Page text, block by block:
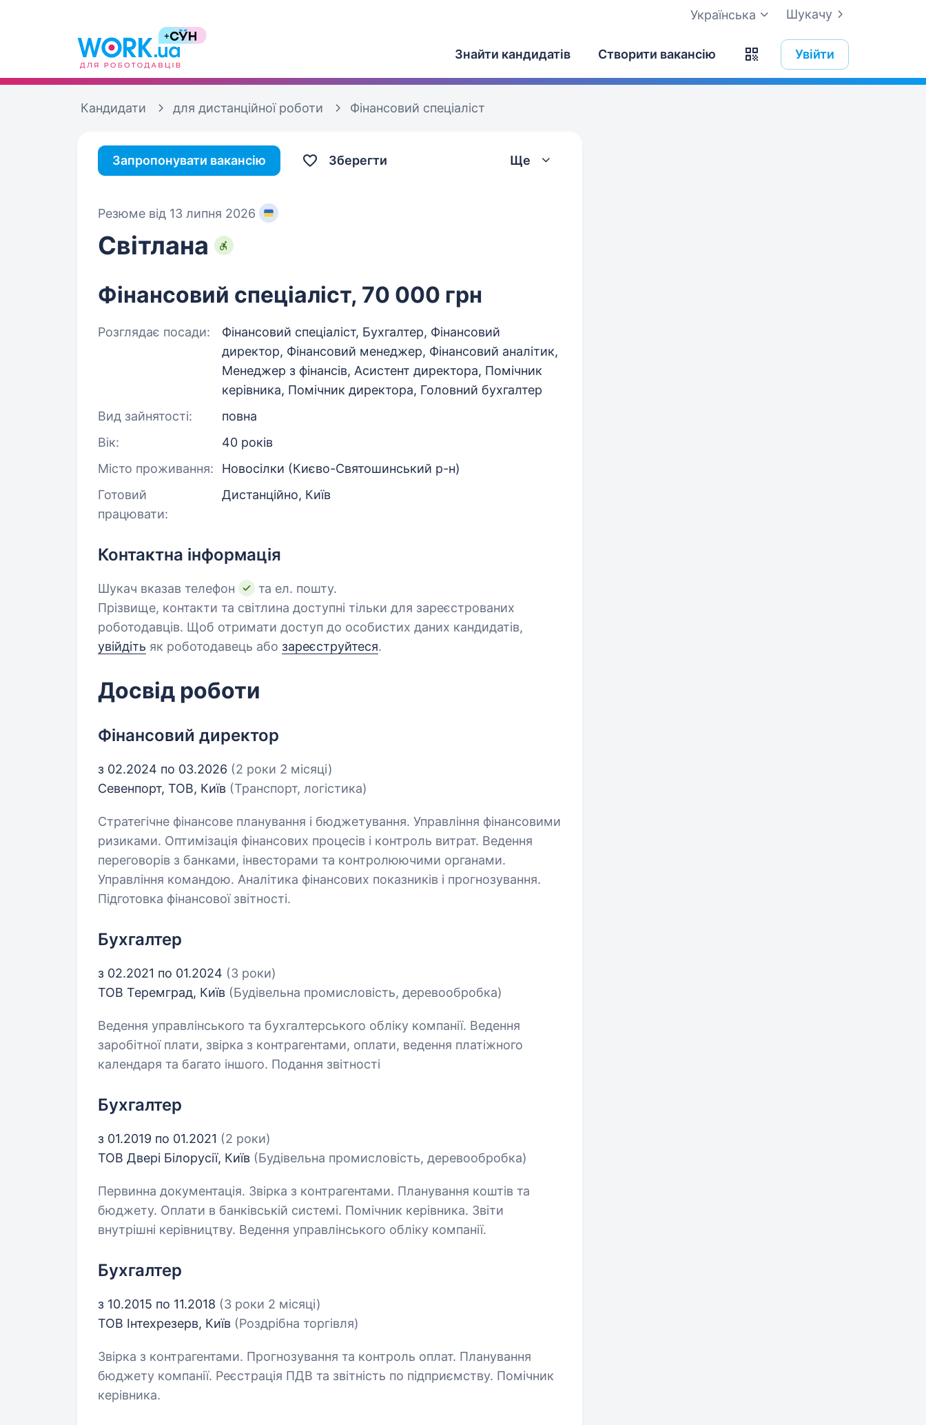
Шукачу
Українська
Знайти кандидатів Створити вакансію Увійти
Кандидати для дистанційної роботи Фінансовий спеціаліст
Запропонувати вакансію Зберегти Ще
Резюме від 13 липня 2026
Світлана
Фінансовий спеціаліст, 70 000 грн
Розглядає посади:
Фінансовий спеціаліст, Бухгалтер, Фінансовий
директор, Фінансовий менеджер, Фінансовий аналітик,
Менеджер з фінансів, Асистент директора, Помічник
керівника, Помічник директора, Головний бухгалтер
Вид зайнятості:
повна
Вік:
40 років
Місто проживання:
Новосілки (Києво-Святошинський р-н)
Готовий
працювати:
Дистанційно, Київ
Контактна інформація
Шукач вказав телефон
та ел. пошту.
Прізвище, контакти та світлина доступні тільки для зареєстрованих
роботодавців. Щоб отримати доступ до особистих даних кандидатів,
увійдіть як роботодавець або зареєструйтеся.
Досвід роботи
Фінансовий директор
з 02.2024 по 03.2026 (2 роки 2 місяці)
Севенпорт, ТОВ, Київ (Транспорт, логістика)
Стратегічне фінансове планування і бюджетування. Управління фінансовими
ризиками. Оптимізація фінансових процесів і контроль витрат. Ведення
переговорів з банками, інвесторами та контролюючими органами.
Управління командою. Аналітика фінансових показників і прогнозування.
Підготовка фінансової звітності.
Бухгалтер
з 02.2021 по 01.2024 (3 роки)
ТОВ Теремград, Київ (Будівельна промисловість, деревообробка)
Ведення управлінського та бухгалтерського обліку компанії. Ведення
заробітної плати, звірка з контрагентами, оплати, ведення платіжного
календаря та багато іншого. Подання звітності
Бухгалтер
з 01.2019 по 01.2021 (2 роки)
ТОВ Двері Білорусії, Київ (Будівельна промисловість, деревообробка)
Первинна документація. Звірка з контрагентами. Планування коштів та
бюджету. Оплати в банківській системі. Помічник керівника. Звіти
внутрішні керівництву. Ведення управлінського обліку компанії.
Бухгалтер
з 10.2015 по 11.2018 (3 роки 2 місяці)
ТОВ Інтехрезерв, Київ (Роздрібна торгівля)
Звірка з контрагентами. Прогнозування та контроль оплат. Планування
бюджету компанії. Реєстрація ПДВ та звітність по підприємству. Помічник
керівника.